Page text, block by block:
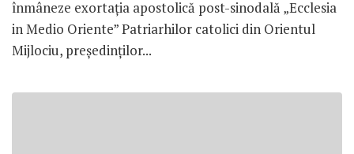
înmâneze exortaţia apostolică post-sinodală „Ecclesia
in Medio Oriente” Patriarhilor catolici din Orientul
Mijlociu, preşedinţilor...